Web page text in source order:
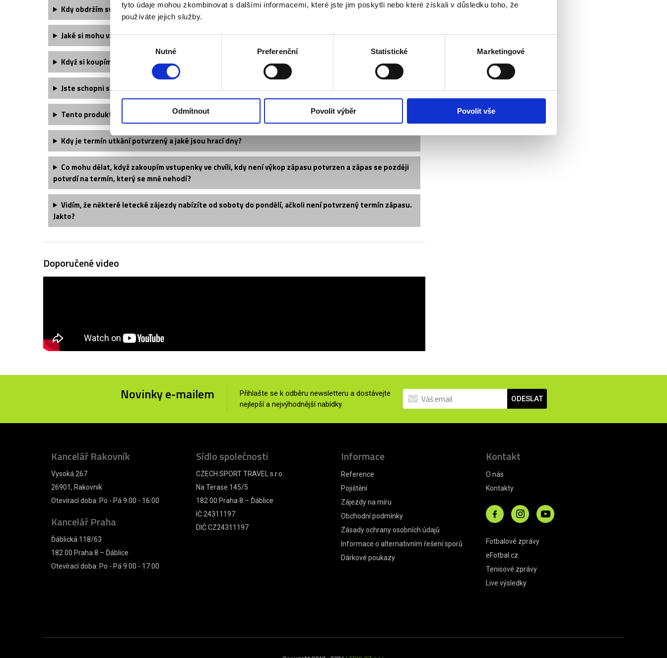
tyto údaje mohou zkombinovat s dalšími informacemi, které jste jim poskytli nebo které získali v důsledku toho, že
používáte jejich služby.
Výběr
souhlasu
Nutné Preferenční Statistické Marketingové
Odmítnout Povolit výběr Povolit vše
Kdy obdržím své vstupenky?
Jaké si mohu vzít oblečení?
Když si koupím dvě vstupenky, budu mít místa vedle sebe?
Jste schopni sehnat větší množství vstupenek?
Tento produkt kupuji jako dárek, bylo by možné vystavit dárkový poukaz?
Kdy je termín utkání potvrzený a jaké jsou hrací dny?
Co mohu dělat, když zakoupím vstupenky ve chvíli, kdy není výkop zápasu potvrzen a zápas se později
potvrdí na termín, který se mně nehodí?
Vidím, že některé letecké zájezdy nabízíte od soboty do pondělí, ačkoli není potvrzený termín zápasu.
Jakto?
Doporučené video
Novinky e-mailem
Přihlašte se k odběru newsletteru a dostávejte
nejlepší a nejvýhodnější nabídky.
ODESLAT
Kancelář Rakovník
Vysoká 267
26901, Rakovník
Otevírací doba: Po - Pá 9:00 - 16:00
Kancelář Praha
Ďáblická 118/63
182 00 Praha 8 – Ďáblice
Otevírací doba: Po - Pá 9:00 - 17:00
Sídlo společnosti
CZECH SPORT TRAVEL s.r.o.
Na Terase 145/5
182 00 Praha 8 – Ďáblice
IČ 24311197
DIČ CZ24311197
Informace
Reference
Pojištění
Zájezdy na míru
Obchodní podmínky
Zásady ochrany osobních údajů
Informace o alternativním řešení sporů
Dárkové poukazy
Kontakt
O nás
Kontakty
Fotbalové zprávy
eFotbal.cz
Tenisové zprávy
Live výsledky